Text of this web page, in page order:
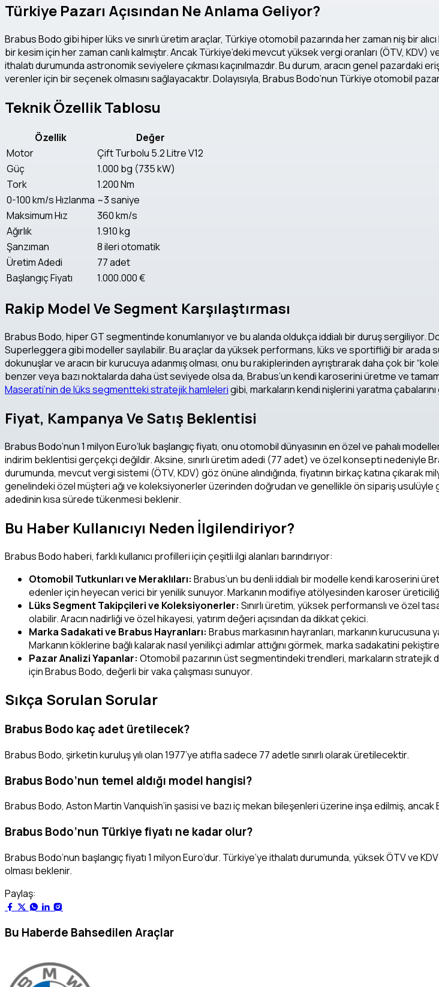
Türkiye Pazarı Açısından Ne Anlama Geliyor?
Brabus Bodo gibi hiper lüks ve sınırlı üretim araçlar, Türkiye otomobil pazarında her zaman niş bir
bir kesim için her zaman canlı kalmıştır. Ancak Türkiye’deki mevcut yüksek vergi oranları (ÖTV, KDV)
ithalatı durumunda astronomik seviyelere çıkması kaçınılmazdır. Bu durum, aracın genel
verenler için bir seçenek olmasını sağlayacaktır. Dolayısıyla, Brabus Bodo’nun Türkiye otomobil
Teknik Özellik Tablosu
Özellik
Değer
Motor
Çift Turbolu 5.2 Litre V12
Güç
1.000 bg (735 kW)
Tork
1.200 Nm
0-100 km/s Hızlanma ~3 saniye
Maksimum Hız
360 km/s
Ağırlık
1.910 kg
Şanzıman
8 ileri otomatik
Üretim Adedi
77 adet
Başlangıç Fiyatı
1.000.000 €
Rakip Model Ve Segment Karşılaştırması
Brabus Bodo, hiper GT segmentinde konumlanıyor ve bu alanda oldukça iddialı bir duruş sergiliyor.
Superleggera gibi modeller sayılabilir. Bu araçlar da yüksek performans, lüks ve sportifliği bir arada
dokunuşlar ve aracın bir kurucuya adanmış olması, onu bu rakiplerinden ayrıştırarak daha çok bir
benzer veya bazı noktalarda daha üst seviyede olsa da, Brabus’un kendi karoserini üretme ve
Maserati’nin de lüks segmentteki stratejik hamlelerigibi, markaların kendi nişlerini yaratma
Fiyat, Kampanya Ve Satış Beklentisi
Brabus Bodo’nun 1 milyon Euro’luk başlangıç fiyatı, onu otomobil dünyasının en özel ve pahalı
indirim beklentisi gerçekçi değildir. Aksine, sınırlı üretim adedi (77 adet) ve özel konsepti nedeniyle
durumunda, mevcut vergi sistemi (ÖTV, KDV) göz önüne alındığında, fiyatının birkaç katına çıkarak
genelindeki özel müşteri ağı ve koleksiyonerler üzerinden doğrudan ve genellikle ön sipariş
adedinin kısa sürede tükenmesi beklenir.
Bu Haber Kullanıcıyı Neden İlgilendiriyor?
Brabus Bodo haberi, farklı kullanıcı profilleri için çeşitli ilgi alanları barındırıyor:
Otomobil Tutkunları ve Meraklıları: Brabus’un bu denli iddialı bir modelle kendi karoserini
edenler için heyecan verici bir yenilik sunuyor. Markanın modifiye atölyesinden karoser
Lüks Segment Takipçileri ve Koleksiyonerler: Sınırlı üretim, yüksek performanslı ve özel
olabilir. Aracın nadirliği ve özel hikayesi, yatırım değeri açısından da dikkat çekici.
Marka Sadakati ve Brabus Hayranları: Brabus markasının hayranları, markanın
Markanın köklerine bağlı kalarak nasıl yenilikçi adımlar attığını görmek, marka sadakatini
Pazar Analizi Yapanlar: Otomobil pazarının üst segmentindeki trendleri, markaların
için Brabus Bodo, değerli bir vaka çalışması sunuyor.
Sıkça Sorulan Sorular
Brabus Bodo kaç adet üretilecek?
Brabus Bodo, şirketin kuruluş yılı olan 1977’ye atıfla sadece 77 adetle sınırlı olarak üretilecektir.
Brabus Bodo’nun temel aldığı model hangisi?
Brabus Bodo, Aston Martin Vanquish’in şasisi ve bazı iç mekan bileşenleri üzerine inşa edilmiş,
Brabus Bodo’nun Türkiye fiyatı ne kadar olur?
Brabus Bodo’nun başlangıç fiyatı 1 milyon Euro’dur. Türkiye’ye ithalatı durumunda, yüksek ÖTV ve
olması beklenir.
Paylaş:
Bu Haberde Bahsedilen Araçlar